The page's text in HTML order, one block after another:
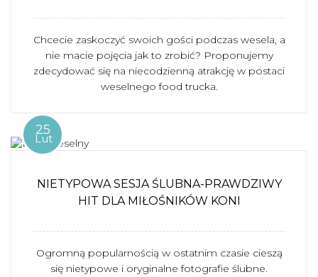
Chcecie zaskoczyć swoich gości podczas wesela, a
nie macie pojęcia jak to zrobić? Proponujemy
zdecydować się na niecodzienną atrakcję w postaci
weselnego food trucka.
25
Lut
NIETYPOWA SESJA ŚLUBNA-PRAWDZIWY
HIT DLA MIŁOŚNIKÓW KONI
Ogromną popularnością w ostatnim czasie cieszą
się nietypowe i oryginalne fotografie ślubne.